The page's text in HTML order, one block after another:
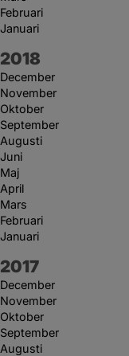
Februari
Januari
År:
2018
December
November
Oktober
September
Augusti
Juni
Maj
April
Mars
Februari
Januari
År:
2017
December
November
Oktober
September
Augusti